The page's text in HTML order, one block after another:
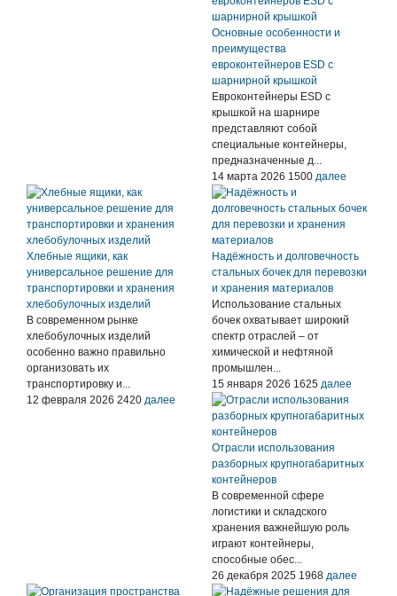
Основные особенности и
преимущества
евроконтейнеров ESD с
шарнирной крышкой
Евроконтейнеры ESD с
крышкой на шарнире
представляют собой
специальные контейнеры,
предназначенные д...
14 марта 2026 1500 далее
Хлебные ящики, как
универсальное решение для
транспортировки и хранения
хлебобулочных изделий
В современном рынке
хлебобулочных изделий
особенно важно правильно
организовать их
транспортировку и...
12 февраля 2026 2420 далее
Надёжность и долговечность
стальных бочек для перевозки
и хранения материалов
Использование стальных
бочек охватывает широкий
спектр отраслей – от
химической и нефтяной
промышлен...
15 января 2026 1625 далее
Отрасли использования
разборных крупногабаритных
контейнеров
В современной сфере
логистики и складского
хранения важнейшую роль
играют контейнеры,
способные обес...
26 декабря 2025 1968 далее